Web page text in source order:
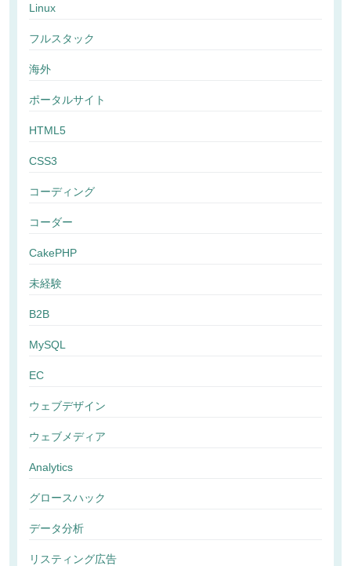
Linux
フルスタック
海外
ポータルサイト
HTML5
CSS3
コーディング
コーダー
CakePHP
未経験
B2B
MySQL
EC
ウェブデザイン
ウェブメディア
Analytics
グロースハック
データ分析
リスティング広告